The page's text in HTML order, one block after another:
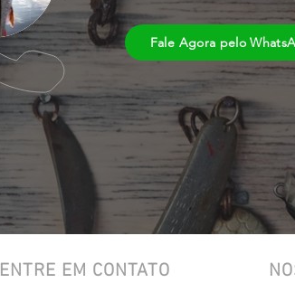
Fale Agora pelo
ENTRE EM CONTATO